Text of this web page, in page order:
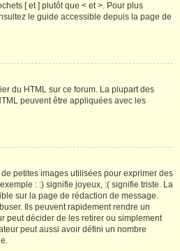
[ et ] plutôt que < et >. Pour plus
le guide accessible depuis la page de
du HTML sur ce forum. La plupart des
peuvent être appliquées avec les
petites images utilisées pour exprimer des
: :) signifie joyeux, :( signifie triste. La
sur la page de rédaction de message.
Ils peuvent rapidement rendre un
peut décider de les retirer ou simplement
peut aussi avoir défini un nombre